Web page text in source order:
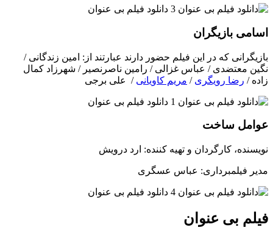
اسامی بازیگران
بازیگرانی که در این فیلم حضور دارند عبارتند از: امین زندگانی /
نگین معتضدی / عباس غزالی / رامین ناصرنصیر / شهرزاد کمال
زاده / رضا رویگری / مریم کاویانی / علی برجی
عوامل ساخت
نویسنده، کارگردان و تهیه کننده: ارد درویش
مدیر فیلمبرداری: عباس عسگری
فیلم بی عنوان